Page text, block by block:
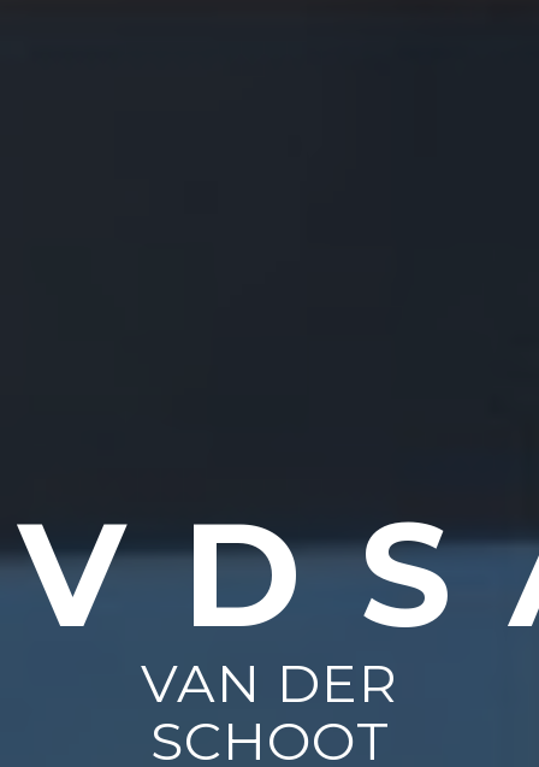
VAN DER
SCHOOT